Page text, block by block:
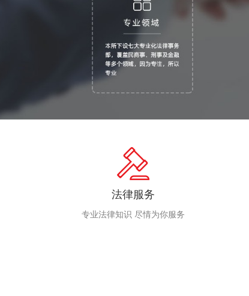
法律服务
专业法律知识 尽情为你服务